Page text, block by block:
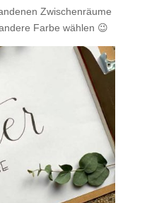
Zwischenräume
Farbe wählen 😉